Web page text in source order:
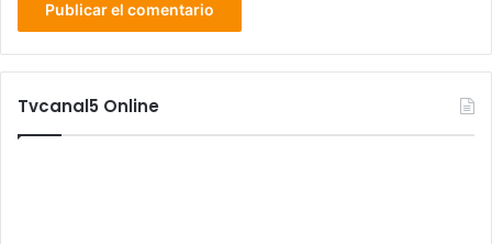
Tvcanal5 Online